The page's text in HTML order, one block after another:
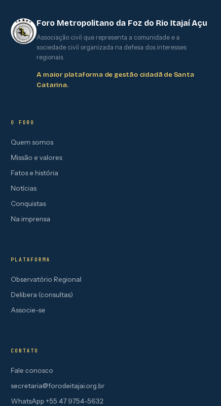
Foro Metropolitano da Foz do Rio Itajaí Açu
Associação civil que representa a comunidade e a
sociedade civil organizada na defesa dos interesses
regionais.
A maior plataforma de gestão cidadã de Santa
Catarina.
O FORO
Quem somos
Missão e valores
Fatos e história
Notícias
Conquistas
Na imprensa
PLATAFORMA
Observatório Regional
Delibera (consultas)
Associe-se
CONTATO
Fale conosco
secretaria@forodeitajai.org.br
WhatsApp +55 47 9754-5632